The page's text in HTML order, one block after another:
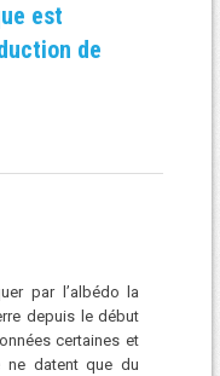
est
de
par l’albédo la
depuis le début
certaines et
ne datent que du